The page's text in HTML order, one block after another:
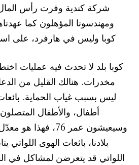
شركة كندية وفرت رأس المال
ومهندسونا المؤهلون كما
كوبا وليس في هارفرد، على
كوبا بلد لا تحدث فيه عمليات
مخدرات. هنالك القليل من
ليس بسبب غياب الحماية.
أطفال، والأطفال
وسيعيشون عمر 76،
بلادنا، بائعات الهوى اللواتي
اللواتي قد يتعرضن لمشاكل في